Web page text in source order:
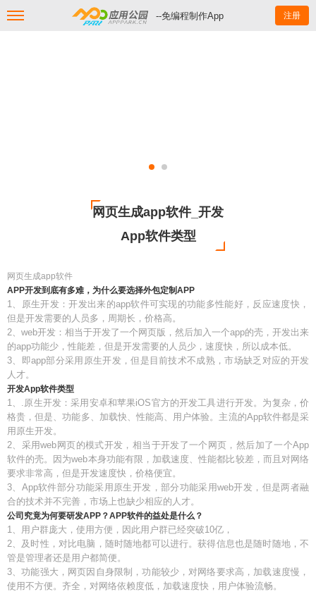
--免编程制作App 注册
网页生成app软件_开发
App软件类型
网页生成app软件
APP开发到底有多难，为什么要选择外包定制APP
1、原生开发：开发出来的app软件可实现的功能多性能好，反应速度快，
但是开发需要的人员多，周期长，价格高。
2、web开发：相当于开发了一个网页版，然后加入一个app的壳，开发出来
的app功能少，性能差，但是开发需要的人员少，速度快，所以成本低。
3、即app部分采用原生开发，但是目前技术不成熟，市场缺乏对应的开发
人才。
开发App软件类型
1、.原生开发：采用安卓和苹果iOS官方的开发工具进行开发。为复杂，价
格贵，但是、功能多、加载快、性能高、用户体验。主流的App软件都是采
用原生开发。
2、采用web网页的模式开发，相当于开发了一个网页，然后加了一个App
软件的壳。因为web本身功能有限，加载速度、性能都比较差，而且对网络
要求非常高，但是开发速度快，价格便宜。
3、App软件部分功能采用原生开发，部分功能采用web开发，但是两者融
合的技术并不完善，市场上也缺少相应的人才。
公司究竟为何要研发APP？APP软件的益处是什么？
1、用户群庞大，使用方便，因此用户群已经突破10亿，
2、及时性，对比电脑，随时随地都可以进行。获得信息也是随时随地，不
管是管理者还是用户都简便。
3、功能强大，网页因自身限制，功能较少，对网络要求高，加载速度慢，
使用不方便。齐全，对网络依赖度低，加载速度快，用户体验流畅。